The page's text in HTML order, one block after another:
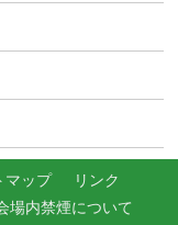
マップ
リンク
場内禁煙について